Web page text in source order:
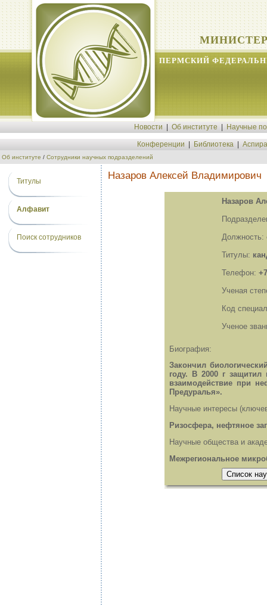
ПЕРМСКИЙ
Новости Об институте Научные
Конференции Библиотека
Об институте / Сотрудники научных подразделений
Титулы
Алфавит
Поиск сотрудников
Назаров Алексей Владимирович
Назаров
Должность:
Титулы:
Телефон:
Ученая
Код
Ученое
Биография:
Закончил
году. В 2000 г защитил
взаимодействие при
Предуралья».
Научные интересы
Ризосфера, нефтяное
Научные общества и
Межрегиональное